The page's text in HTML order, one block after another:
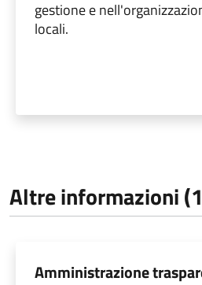
gestione e
locali.
Altre informazioni
Amministrazione